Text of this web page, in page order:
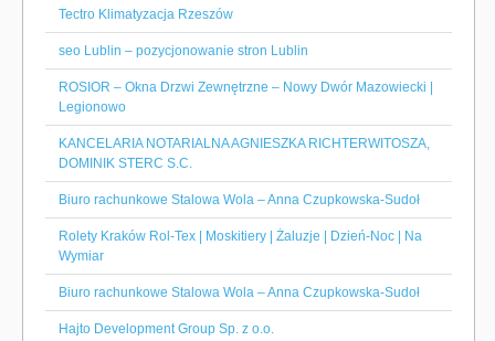
Tectro Klimatyzacja Rzeszów
seo Lublin – pozycjonowanie stron Lublin
ROSIOR – Okna Drzwi Zewnętrzne – Nowy Dwór Mazowiecki |
Legionowo
KANCELARIA NOTARIALNA AGNIESZKA RICHTERWITOSZA,
DOMINIK STERC S.C.
Biuro rachunkowe Stalowa Wola – Anna Czupkowska-Sudoł
Rolety Kraków Rol-Tex | Moskitiery | Żaluzje | Dzień-Noc | Na
Wymiar
Biuro rachunkowe Stalowa Wola – Anna Czupkowska-Sudoł
Hajto Development Group Sp. z o.o.